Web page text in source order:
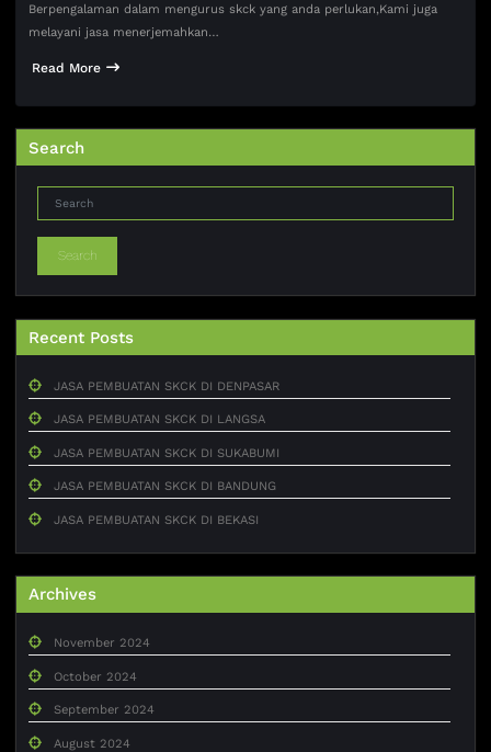
Berpengalaman dalam mengurus skck yang anda perlukan,Kami juga
melayani jasa menerjemahkan…
Read More
Search
Search
Recent Posts
JASA PEMBUATAN SKCK DI DENPASAR
JASA PEMBUATAN SKCK DI LANGSA
JASA PEMBUATAN SKCK DI SUKABUMI
JASA PEMBUATAN SKCK DI BANDUNG
JASA PEMBUATAN SKCK DI BEKASI
Archives
November 2024
October 2024
September 2024
August 2024